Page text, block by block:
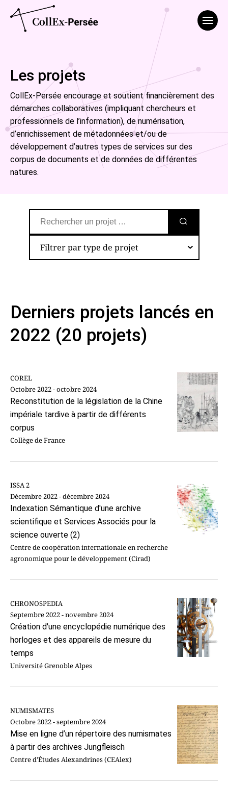
Les projets
CollEx-Persée encourage et soutient financièrement des
démarches collaboratives (impliquant chercheurs et
professionnels de l’information), de numérisation,
d’enrichissement de métadonnées et/ou de
développement d’autres types de services sur des
corpus de documents et de données de différentes
natures.
lancer la
Filtrer par type de projet
Derniers projets lancés en
2022 (20 projets)
COREL
Octobre 2022 - octobre 2024
Reconstitution de la législation de la Chine
impériale tardive à partir de différents
corpus
Collège de France
ISSA 2
Décembre 2022 - décembre 2024
Indexation Sémantique d'une archive
scientifique et Services Associés pour la
science ouverte (2)
Centre de coopération internationale en recherche
agronomique pour le développement (Cirad)
CHRONOSPEDIA
Septembre 2022 - novembre 2024
Création d'une encyclopédie numérique des
horloges et des appareils de mesure du
temps
Université Grenoble Alpes
NUMISMATES
Octobre 2022 - septembre 2024
Mise en ligne d’un répertoire des numismates
à partir des archives Jungfleisch
Centre d’Études Alexandrines (CEAlex)